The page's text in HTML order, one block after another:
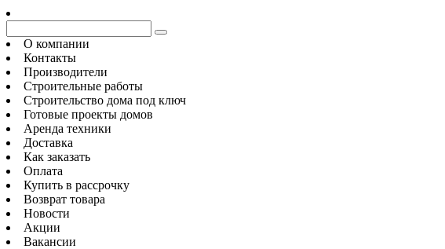
О компании
Контакты
Производители
Строительные работы
Строительство дома под ключ
Готовые проекты домов
Аренда техники
Доставка
Как заказать
Оплата
Купить в рассрочку
Возврат товара
Новости
Акции
Вакансии